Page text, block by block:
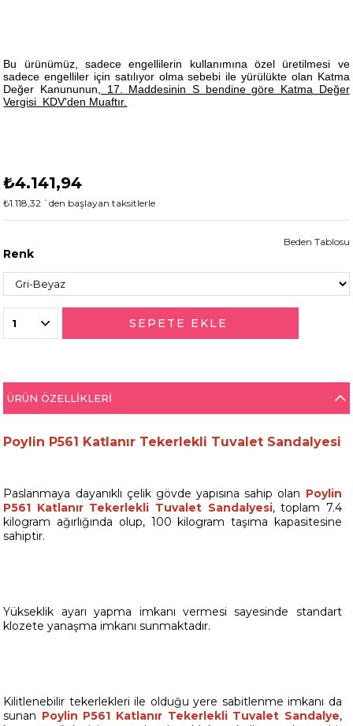
Bu ürünümüz, sadece engellilerin kullanımına özel üretilmesi ve
sadece engelliler için satılıyor olma sebebi ile yürülükte olan Katma
Değer Kanununun,
17. Maddesinin S bendine göre Katma Değer
Vergisi KDV'den Muaftır.
₺4.141,94
₺1.118,32 `den başlayan taksitlerle
Renk
Beden Tablosu
ÜRÜN ÖZELLIKLERI
Poylin P561 Katlanır Tekerlekli Tuvalet Sandalyesi
Paslanmaya dayanıklı çelik gövde yapısına sahip olan Poylin
P561 Katlanır Tekerlekli Tuvalet Sandalyesi, toplam 7.4
kilogram ağırlığında olup, 100 kilogram taşıma kapasitesine
sahiptir.
Yükseklik ayarı yapma imkanı vermesi sayesinde standart
klozete yanaşma imkanı sunmaktadır.
Kilitlenebilir tekerlekleri ile olduğu yere sabitlenme imkanı da
sunan Poylin P561 Katlanır Tekerlekli Tuvalet Sandalye,